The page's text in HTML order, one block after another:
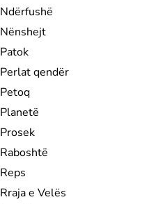
Ndërfushë
Nënshejt
Patok
Perlat qendër
Petoq
Planetë
Prosek
Raboshtë
Reps
Rraja e Velës